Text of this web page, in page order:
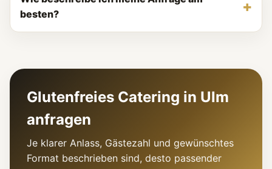
besten?
Glutenfreies Catering in Ulm
anfragen
Je klarer Anlass, Gästezahl und gewünschtes
Format beschrieben sind, desto passender